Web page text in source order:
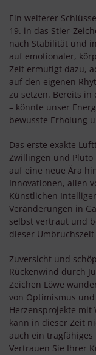
Ein weiterer
19. in das Stier-
nach Stabilität und
auf emotionaler,
Zeit ermutigt dazu,
auf den eigenen
zu setzen. Bereits in
– könnte unser
bewusste Erholung
Das erste exakte
Zwillingen und Pluto
auf eine neue Ära
Innovationen, allen
Künstlichen
Veränderungen in
selbst vertraut und
dieser
Zuversicht und
Rückenwind durch
Zeichen Löwe
von Optimismus
Herzensprojekte mit
kann in dieser Zeit
auch ein
Vertrauen Sie Ihrer